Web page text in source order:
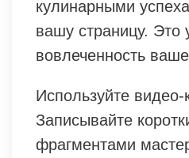
кулинарными
вашу страницу. Это
вовлеченность
Используйте видео-
Записывайте
фрагментами